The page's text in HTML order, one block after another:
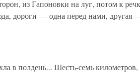
из Гапоновки на луг, потом к
дороги — одна перед нами, другая
в полдень... Шесть-семь километров,